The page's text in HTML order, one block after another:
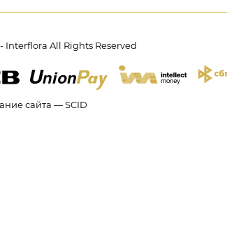
Interflora All Rights Reserved
сайта — SCID